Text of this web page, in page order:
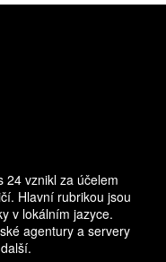
24 vznikl za účelem
Hlavní rubrikou jsou
v lokálním jazyce.
agentury a servery